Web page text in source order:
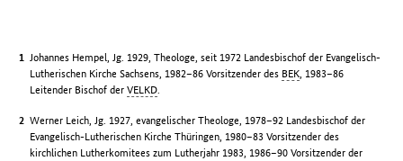
Johannes Hempel, Jg. 1929, Theologe, seit 1972 Landesbischof der Evangelisch-
Lutherischen Kirche Sachsens, 1982–86 Vorsitzender des BEK, 1983–86
Leitender Bischof derVELKD.
Werner Leich, Jg. 1927, evangelischer Theologe, 1978–92 Landesbischof der
Evangelisch-Lutherischen Kirche Thüringen, 1980–83 Vorsitzender des
kirchlichen Lutherkomitees zum Lutherjahr 1983, 1986–90 Vorsitzender der